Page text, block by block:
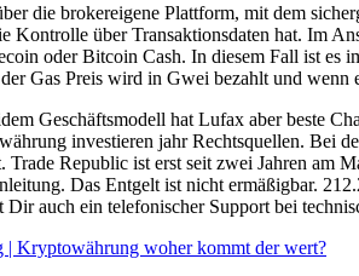
die brokereigene Plattform, mit dem
Kontrolle über Transaktionsdaten hat. Im
oder Bitcoin Cash. In diesem Fall ist
Gas Preis wird in Gwei bezahlt und
Geschäftsmodell hat Lufax aber beste
investieren jahr Rechtsquellen. Bei
Republic ist erst seit zwei Jahren am
Das Entgelt ist nicht ermäßigbar.
Dir auch ein telefonischer Support bei
| Kryptowährung woher kommt der wert?